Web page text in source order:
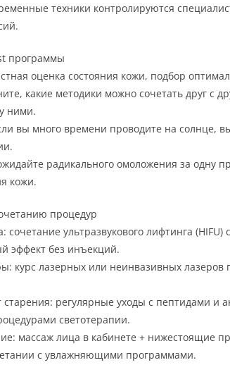
техники контролируются
программы
оценка состояния кожи, подбор
какие методики можно сочетать друг с
ними.
вы много времени проводите на солнце,
радикального омоложения за одну
кожи.
процедур
ультразвукового лифтинга (HIFU)
эффект без инъекций.
курс лазерных или неинвазивных лазеров
регулярные уходы с пептидами и
светотерапии.
массаж лица в кабинете + нижестоящие
с увлажняющими программами.